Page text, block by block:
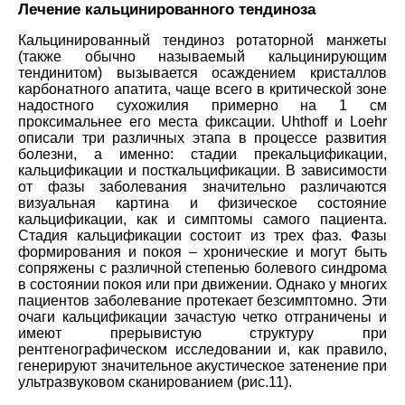
Лечение кальцинированного тендиноза
Кальцинированный тендиноз
ротаторной манжеты
(также обычно называемый кальцинирующим
тендинитом) вызывается осаждением кристаллов
карбонатного апатита, чаще всего в критической зоне
надостного сухожилия примерно на 1 см
проксимальнее его места фиксации. Uhthoff и Loehr
описали три различных этапа в процессе развития
болезни, а именно: стадии прекальцификации,
кальцификации и посткальцификации. В зависимости
от фазы заболевания значительно различаются
визуальная картина и физическое состояние
кальцификации, как и симптомы самого пациента.
Стадия кальцификации состоит из трех фаз. Фазы
формирования и покоя – хронические и могут быть
сопряжены с различной степенью болевого синдрома
в состоянии покоя или при движении. Однако у многих
пациентов заболевание протекает безсимптомно. Эти
очаги кальцификации зачастую четко отграничены и
имеют прерывистую структуру при
рентгенографическом исследовании и, как правило,
генерируют значительное акустическое затенение при
ультразвуковом сканированием (рис.11).